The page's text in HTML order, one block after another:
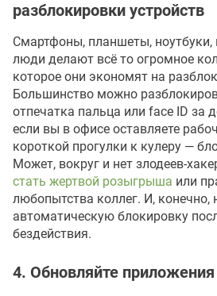
разблокировки устройств
Смартфоны, планшеты,
люди делают всё то огромное
которое они экономят на
Большинство можно
отпечатка пальца или face ID за
если вы в офисе оставляете
короткой прогулки к кулеру —
Может, вокруг и нет злодеев-
стать жертвой розыгрыша или
любопытства коллег. И, конечно,
автоматическую блокировку
бездействия.
4. Обновляйте